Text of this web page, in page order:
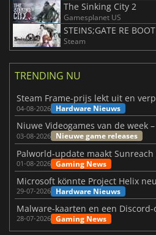
The Sinking City 2
Gamesplanet US
STEINS;GATE RE BOOT
Steam
TRENDING NU
04-08-2026 Hardware Nieuws
03-08-2026 Nieuwe game releases
01-08-2026 Gaming News
29-07-2026 Hardware Nieuws
28-07-2026 Gaming News